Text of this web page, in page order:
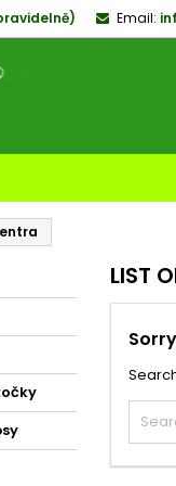
Email:
LIST